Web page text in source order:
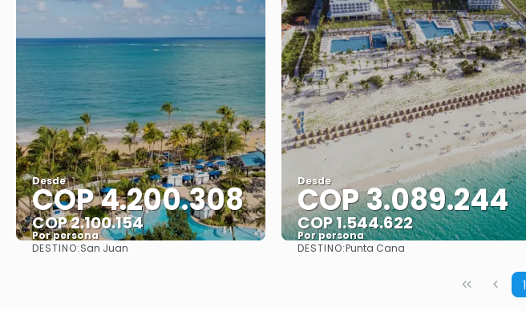
Desde
COP 4.200.308
COP 2.100.154
Por persona
DESTINO:San Juan
Desde
COP 3.089.244
COP 1.544.622
Por persona
Ver
DESTINO:Punta Cana
1